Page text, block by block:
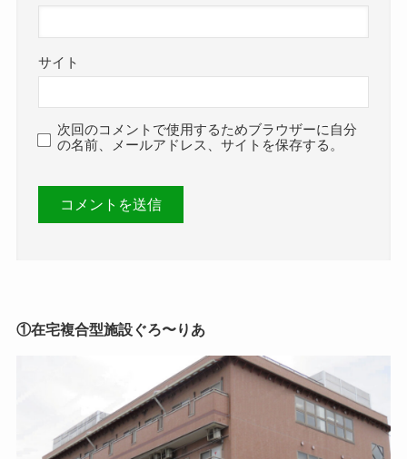
サイト
次回のコメントで使用するためブラウザーに自分
の名前、メールアドレス、サイトを保存する。
①在宅複合型施設ぐろ〜りあ